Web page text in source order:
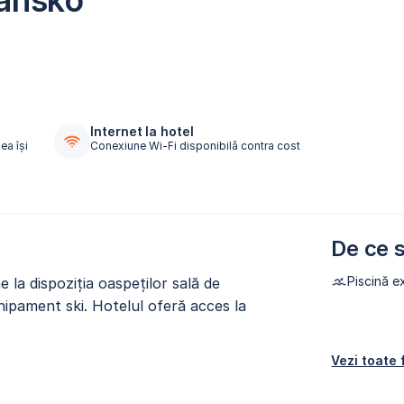
își
Internet la hotel
Conexiune Wi-Fi disponibilă contra cost
la dispoziția oaspeților sală de
ski. Hotelul oferă acces la
De ce
Piscină
Vezi toate